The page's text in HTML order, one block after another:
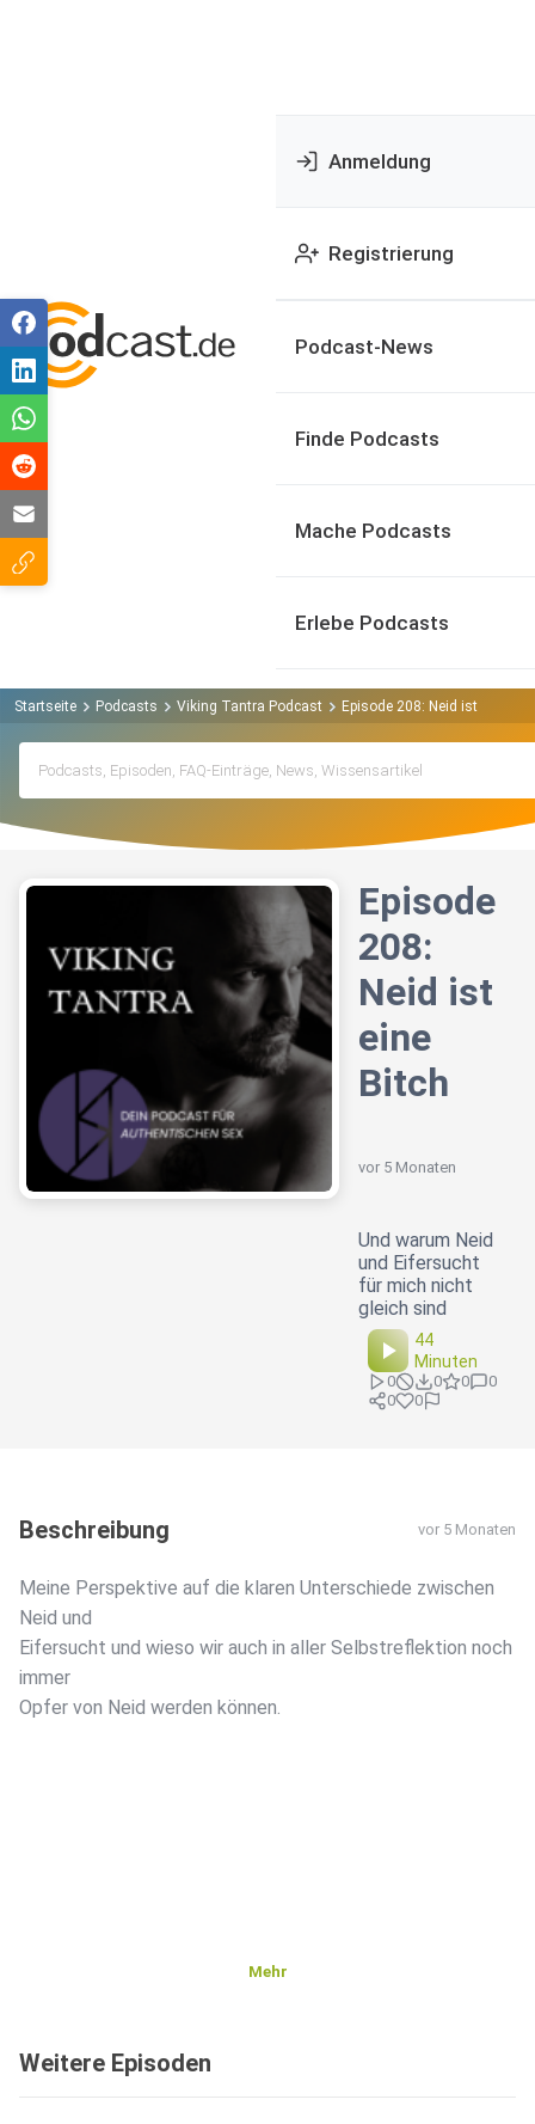
Anmeldung
Registrierung
Podcast-News
Finde Podcasts
Mache Podcasts
Erlebe Podcasts
Startseite Podcasts Viking Tantra Podcast Episode 208: Neid ist eine
Episode
208:
Neid ist
eine
Bitch
vor 5 Monaten
Und warum Neid
und Eifersucht
für mich nicht
gleich sind
44
Minuten
0 0 0
0
0
0
Beschreibung vor 5 Monaten
Meine Perspektive auf die klaren Unterschiede zwischen
Neid und
Eifersucht und wieso wir auch in aller Selbstreflektion noch
immer
Opfer von Neid werden können.
Mehr
Weitere Episoden